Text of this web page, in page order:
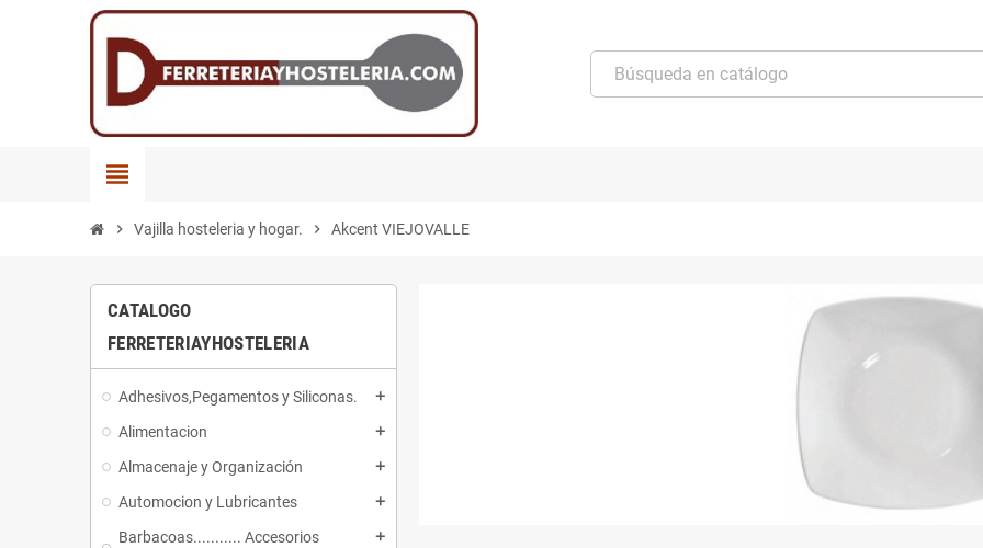
view_headline
chevron_right Vajilla hosteleria y hogar. chevron_right Akcent VIEJOVALLE
CATALOGO
FERRETERIAYHOSTELERIA
Adhesivos,Pegamentos y Siliconas. add
Alimentacion add
Almacenaje y Organización add
Automocion y Lubricantes add
Barbacoas........... Accesorios
add